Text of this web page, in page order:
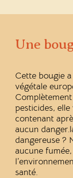
Une
Cette bougie
végétale
pesticides,
contenant
aucun
dangereuse ?
aucune
santé.